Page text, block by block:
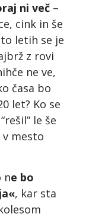
ni več –
cink in še
letih se je
z rovi
ne ve,
časa bo
let? Ko se
le še
mesto
ne bo
, kar sta